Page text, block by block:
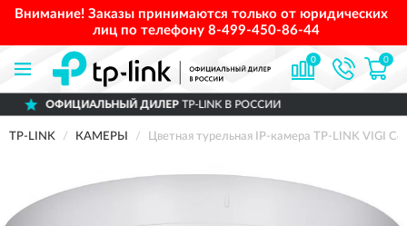
Внимание! Заказы принимаются только от юридических
лиц по телефону 8-499-450-86-44
0 0
TP-LINK В РОССИИ
TP-LINK КАМЕРЫ Цветная турельная IP-камера TP-LINK VIGI